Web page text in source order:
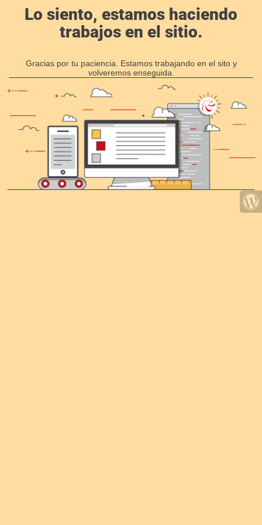
Lo siento, estamos haciendo
trabajos en el sitio.
Gracias por tu paciencia. Estamos trabajando en el sito y
volveremos enseguida.